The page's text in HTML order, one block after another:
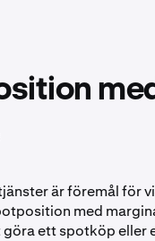
är föremål för
med
ett spotköp eller